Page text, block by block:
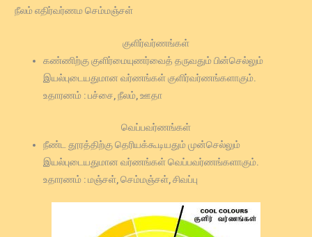
நீலம் எதிர்வர்ணம செம்மஞ்சள்
குளிர்வர்ணங்கள்
கண்ணிற்கு குளிர்மையுணர்வைத் தருவதும் பின்செல்லும்
இயல்புடையதுமான வர்ணங்கள் குளிர்வர்ணங்களாகும்.
உதாரணம் : பச்சை, நீலம், ஊதா
வெப்பவர்ணங்கள்
நீண்ட தூரத்திற்கு தெரியக்கூடியதும் முன்செல்லும்
இயல்புடையதுமான வர்ணங்கள் வெப்பவர்ணங்களாகும்.
உதாரணம் : மஞ்சள், செம்மஞ்சள், சிவப்பு